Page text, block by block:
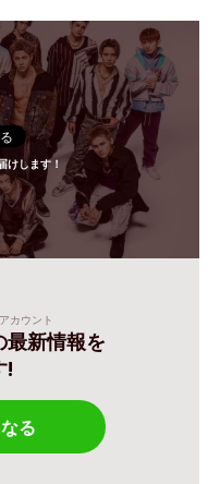
けします！
カウント
最新情報を
!
る